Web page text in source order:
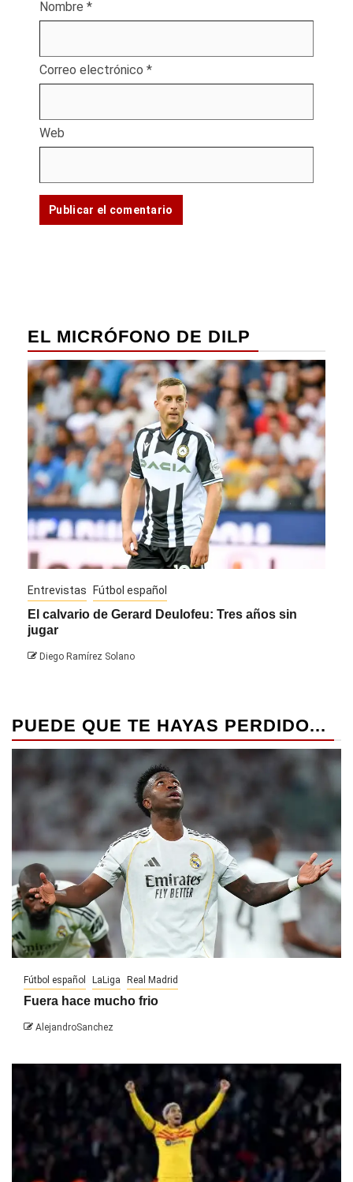
Nombre *
Correo electrónico *
Web
EL MICRÓFONO DE DILP
Entrevistas Fútbol español
El calvario de Gerard Deulofeu: Tres años sin
jugar
Diego Ramírez Solano
PUEDE QUE TE HAYAS PERDIDO...
Fútbol español LaLiga Real Madrid
Fuera hace mucho frio
AlejandroSanchez